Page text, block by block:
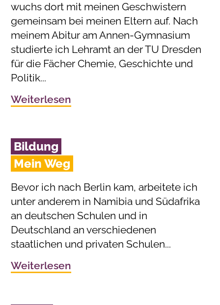
wuchs dort mit meinen Geschwistern
gemeinsam bei meinen Eltern auf. Nach
meinem Abitur am Annen-Gymnasium
studierte ich Lehramt an der TU Dresden
für die Fächer Chemie, Geschichte und
Politik...
Weiterlesen
Bildung
Mein Weg
Bevor ich nach Berlin kam, arbeitete ich
unter anderem in Namibia und Südafrika
an deutschen Schulen und in
Deutschland an verschiedenen
staatlichen und privaten Schulen...
Weiterlesen